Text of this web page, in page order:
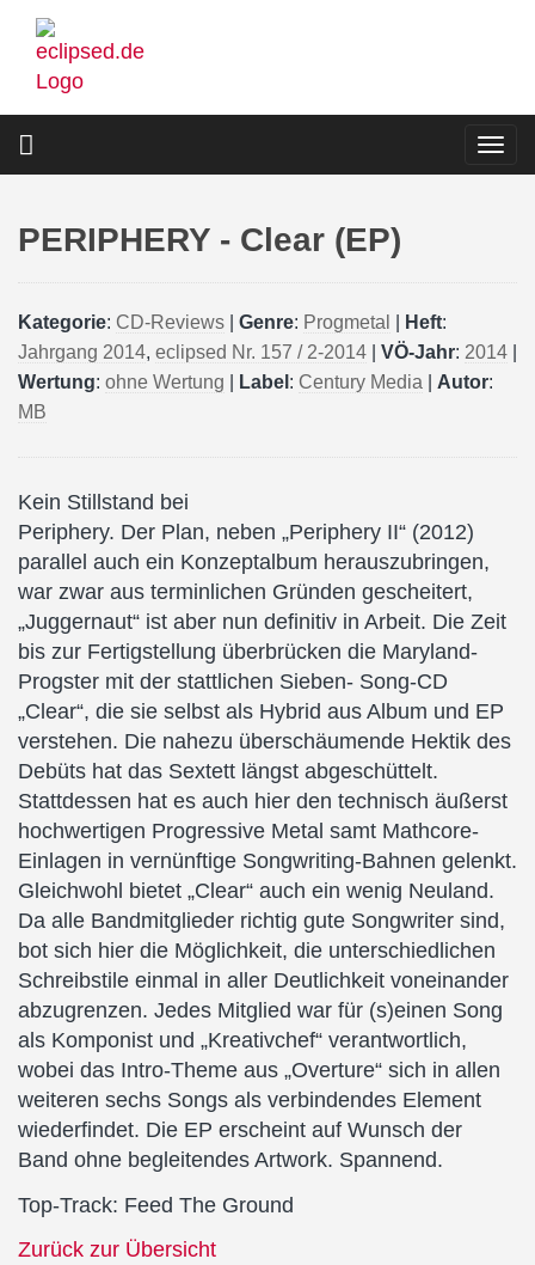
Direkt
zum
Inhalt
PERIPHERY - Clear (EP)
Kategorie: CD-Reviews Genre: Progmetal Heft:
Jahrgang 2014, eclipsed Nr. 157 / 2-2014 VÖ-Jahr: 2014
Wertung: ohne Wertung Label : Century Media Autor:
MB
Kein Stillstand bei
Periphery. Der Plan, neben „Periphery II“ (2012)
parallel auch ein Konzeptalbum herauszubringen,
war zwar aus terminlichen Gründen gescheitert,
„Juggernaut“ ist aber nun definitiv in Arbeit. Die Zeit
bis zur Fertigstellung überbrücken die Maryland-
Progster mit der stattlichen Sieben- Song-CD
„Clear“, die sie selbst als Hybrid aus Album und EP
verstehen. Die nahezu überschäumende Hektik des
Debüts hat das Sextett längst abgeschüttelt.
Stattdessen hat es auch hier den technisch äußerst
hochwertigen Progressive Metal samt Mathcore-
Einlagen in vernünftige Songwriting-Bahnen gelenkt.
Gleichwohl bietet „Clear“ auch ein wenig Neuland.
Da alle Bandmitglieder richtig gute Songwriter sind,
bot sich hier die Möglichkeit, die unterschiedlichen
Schreibstile einmal in aller Deutlichkeit voneinander
abzugrenzen. Jedes Mitglied war für (s)einen Song
als Komponist und „Kreativchef“ verantwortlich,
wobei das Intro-Theme aus „Overture“ sich in allen
weiteren sechs Songs als verbindendes Element
wiederfindet. Die EP erscheint auf Wunsch der
Band ohne begleitendes Artwork. Spannend.
Top-Track: Feed The Ground
Zurück zur Übersicht